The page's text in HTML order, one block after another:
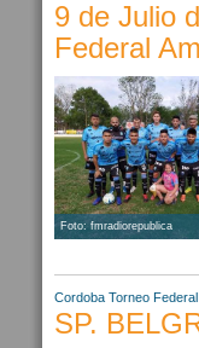
9 de Julio
Federal
Foto: fmradiorepublica
Cordoba Torneo Federal
SP.